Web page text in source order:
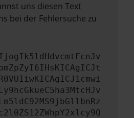
uns diesen Text
bei der Fehlersuche zu